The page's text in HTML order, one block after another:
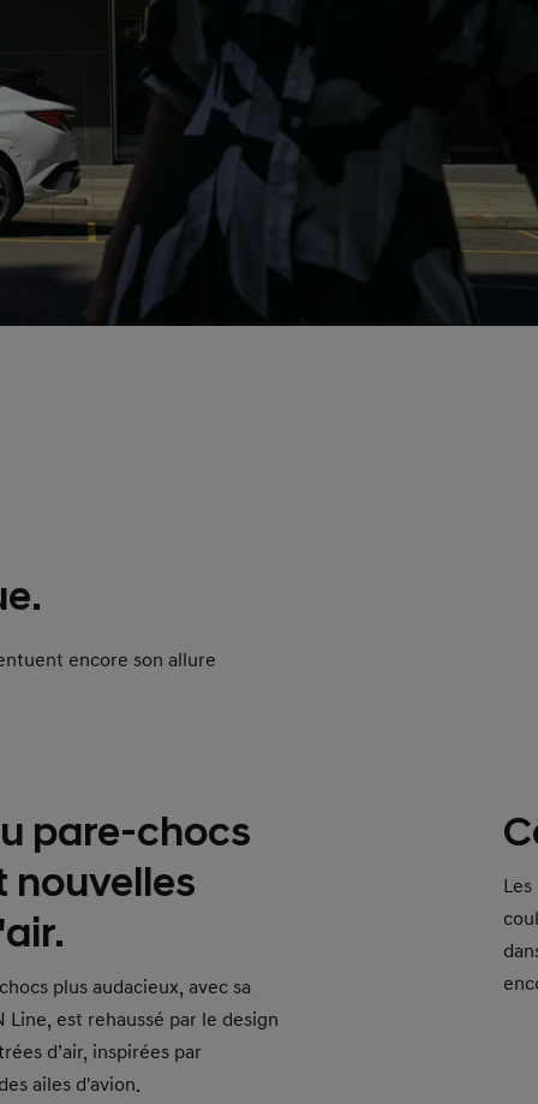
encore son allure
pare-chocs
nouvelles
plus audacieux, avec sa
est rehaussé par le design
d’air, inspirées par
ailes d'avion.